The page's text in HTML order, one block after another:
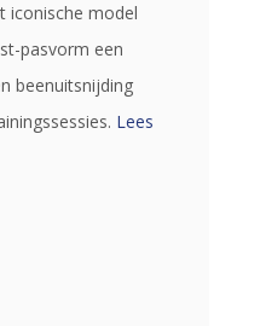
iconische model
pasvorm een
beenuitsnijding
Lees